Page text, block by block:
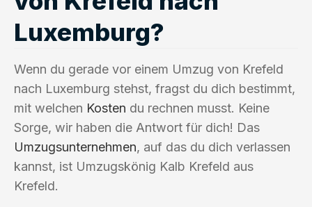
Luxemburg?
Wenn du gerade vor einem Umzug von Krefeld
nach Luxemburg stehst, fragst du dich bestimmt,
mit welchen Kosten du rechnen musst. Keine
Sorge, wir haben die Antwort für dich! Das
Umzugsunternehmen, auf das du dich verlassen
kannst, ist Umzugskönig Kalb Krefeld aus
Krefeld.